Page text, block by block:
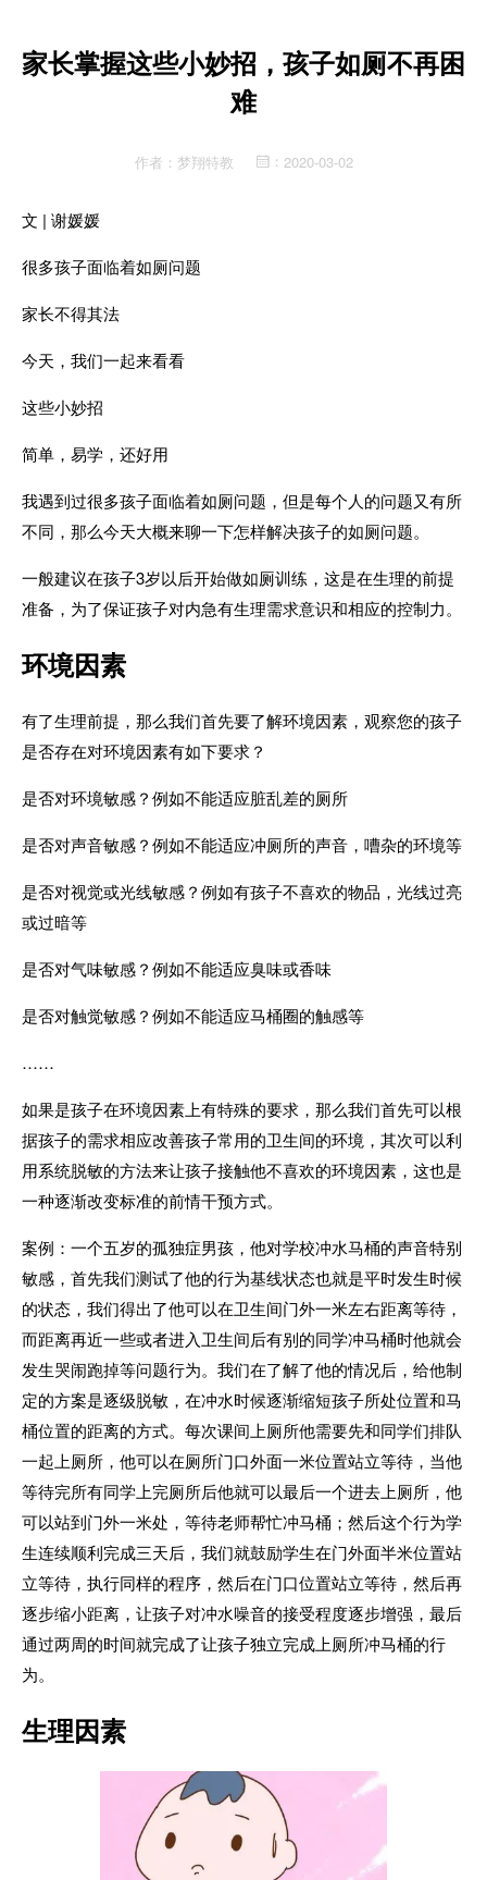
家长掌握这些小妙招，孩子如厕不再困
难
作者： 梦翔特教 ： 2020-03-02
文 | 谢媛媛
很多孩子面临着如厕问题
家长不得其法
今天，我们一起来看看
这些小妙招
简单，易学，还好用
我遇到过很多孩子面临着如厕问题，但是每个人的问题又有所
不同，那么今天大概来聊一下怎样解决孩子的如厕问题。
一般建议在孩子3岁以后开始做如厕训练，这是在生理的前提
准备，为了保证孩子对内急有生理需求意识和相应的控制力。
环境因素
有了生理前提，那么我们首先要了解环境因素，观察您的孩子
是否存在对环境因素有如下要求？
是否对环境敏感？例如不能适应脏乱差的厕所
是否对声音敏感？例如不能适应冲厕所的声音，嘈杂的环境等
是否对视觉或光线敏感？例如有孩子不喜欢的物品，光线过亮
或过暗等
是否对气味敏感？例如不能适应臭味或香味
是否对触觉敏感？例如不能适应马桶圈的触感等
……
如果是孩子在环境因素上有特殊的要求，那么我们首先可以根
据孩子的需求相应改善孩子常用的卫生间的环境，其次可以利
用系统脱敏的方法来让孩子接触他不喜欢的环境因素，这也是
一种逐渐改变标准的前情干预方式。
案例：一个五岁的孤独症男孩，他对学校冲水马桶的声音特别
敏感，首先我们测试了他的行为基线状态也就是平时发生时候
的状态，我们得出了他可以在卫生间门外一米左右距离等待，
而距离再近一些或者进入卫生间后有别的同学冲马桶时他就会
发生哭闹跑掉等问题行为。我们在了解了他的情况后，给他制
定的方案是逐级脱敏，在冲水时候逐渐缩短孩子所处位置和马
桶位置的距离的方式。每次课间上厕所他需要先和同学们排队
一起上厕所，他可以在厕所门口外面一米位置站立等待，当他
等待完所有同学上完厕所后他就可以最后一个进去上厕所，他
可以站到门外一米处，等待老师帮忙冲马桶；然后这个行为学
生连续顺利完成三天后，我们就鼓励学生在门外面半米位置站
立等待，执行同样的程序，然后在门口位置站立等待，然后再
逐步缩小距离，让孩子对冲水噪音的接受程度逐步增强，最后
通过两周的时间就完成了让孩子独立完成上厕所冲马桶的行
为。
生理因素